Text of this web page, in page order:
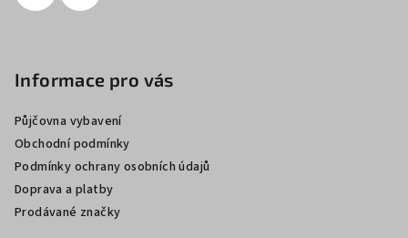
Informace pro vás
Půjčovna vybavení
Obchodní podmínky
Podmínky ochrany osobních údajů
Doprava a platby
Prodávané značky